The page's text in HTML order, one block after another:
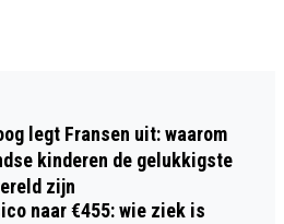
legt Fransen uit: waarom
kinderen de gelukkigste
zijn
naar €455: wie ziek is